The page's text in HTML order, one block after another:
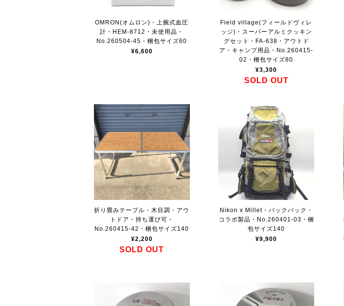
OMRON(オムロン)・上腕式血圧
計・HEM-8712・未使用品・
No.260504-45・梱包サイズ60
¥6,600
Field village(フィールドヴィレ
ッジ)・スーパーアルミクッキン
グセット・FA-638・アウトド
ア・キャンプ用品・No.260415-
02・梱包サイズ80
¥3,300
SOLD OUT
折り畳みテーブル・木目調・アウ
トドア・持ち運び可・
No.260415-42・梱包サイズ140
¥2,200
SOLD OUT
Nikon x Millet・バックパック・
コラボ製品・No.260401-03・梱
包サイズ140
¥9,900